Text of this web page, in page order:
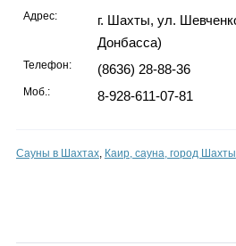
Гороскоп
Адрес:
г. Шахты, ул.
Донбасса)
Телефон: (8636) 28-88-36
Моб.: 8-928-611-07-81
Сауны в Шахтах, Каир, сауна, город Шахты